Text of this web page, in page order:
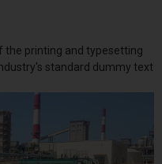
the printing and typesetting
standard dummy text